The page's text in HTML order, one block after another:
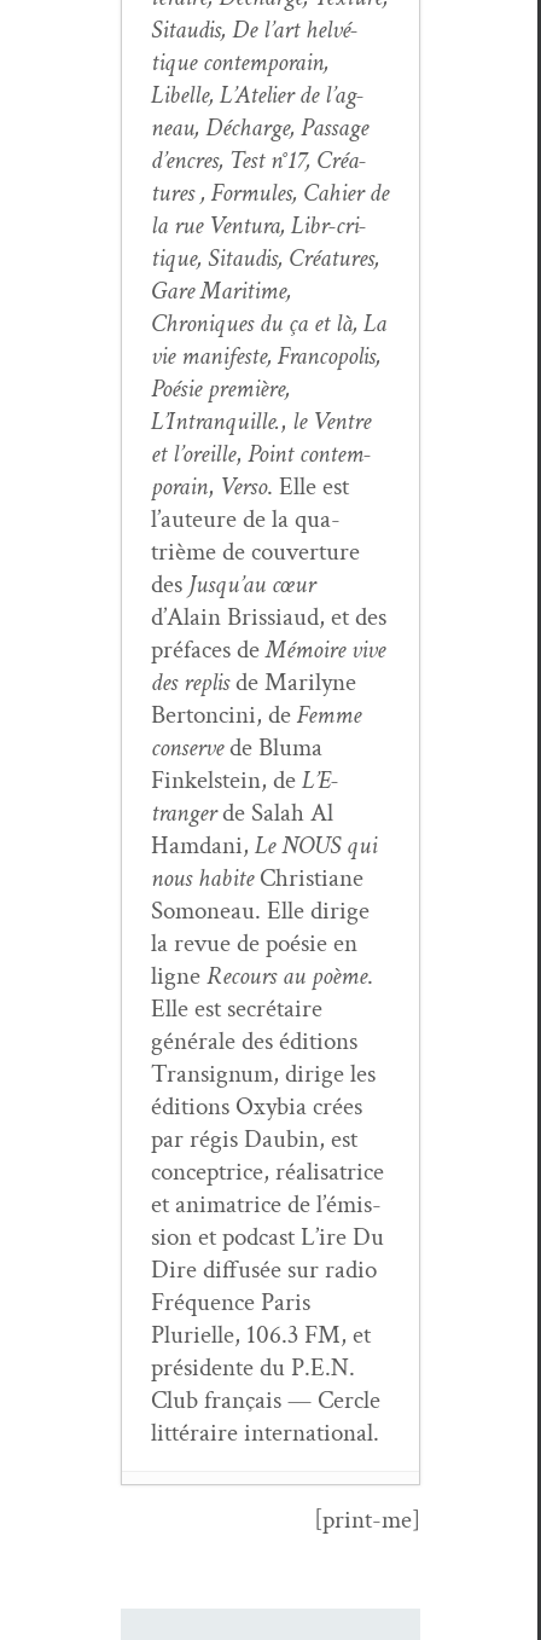
Sitaud­is, De l’art helvé­
tique con­tem­po­rain,
Libelle, L’Atelier de l’ag­
neau, Décharge, Pas­sage
d’en­cres, Test n°17, Créa­
tures , For­mules, Cahi­er de
la rue Ven­tu­ra, Libr-cri­
tique, Sitaud­is, Créa­tures,
Gare Mar­itime,
Chroniques du ça et là, La
vie man­i­feste, Fran­copo­lis,
Poésie pre­mière,
L’Intranquille., le Ven­tre
et l’or­eille, Point con­tem­
po­rain, Ver­so. Elle est
l’auteure de la qua­
trième de cou­ver­ture
des Jusqu’au cœur
d’Alain Bris­si­aud, et des
pré­faces deMémoire vive
des replisde Mar­i­lyne
Bertonci­ni, deFemme
con­servede Bluma
Finkel­stein, deL’E­
trangerde Salah Al
Ham­dani, Le NOUS qui
nous habiteChris­tiane
Somoneau. Elle dirige
la revue de poésie en
ligneRecours au poème.
Elle est secré­taire
générale des édi­tions
Tran­signum, dirige les
édi­tions Oxy­bia crées
par régis Daubin, est
con­cep­trice, réal­isatrice
et ani­ma­trice de l’émis­
sion et pod­cast L’ire Du
Dire dif­fusée sur radio
Fréquence Paris
Plurielle, 106.3 FM, et
prési­dente du P.E.N.
Club français — Cer­cle
lit­téraire international.
Ce ter­ri­toire[print-me]